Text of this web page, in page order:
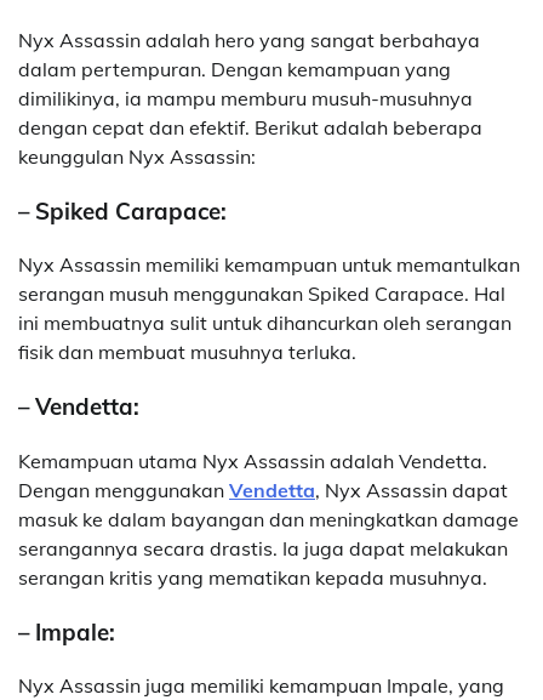
Nyx Assassin adalah hero yang sangat berbahaya
dalam pertempuran. Dengan kemampuan yang
dimilikinya, ia mampu memburu musuh-musuhnya
dengan cepat dan efektif. Berikut adalah beberapa
keunggulan Nyx Assassin:
– Spiked Carapace:
Nyx Assassin memiliki kemampuan untuk memantulkan
serangan musuh menggunakan Spiked Carapace. Hal
ini membuatnya sulit untuk dihancurkan oleh serangan
fisik dan membuat musuhnya terluka.
– Vendetta:
Kemampuan utama Nyx Assassin adalah Vendetta.
Dengan menggunakan Vendetta, Nyx Assassin dapat
masuk ke dalam bayangan dan meningkatkan damage
serangannya secara drastis. Ia juga dapat melakukan
serangan kritis yang mematikan kepada musuhnya.
– Impale:
Nyx Assassin juga memiliki kemampuan Impale, yang